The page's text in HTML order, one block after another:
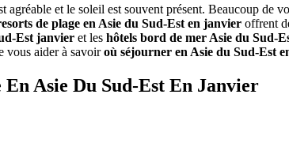
et le‎ soleil est souvent présent. Beaucoup de
de plage en Asie‎ du Sud-Est en janvier offrent
Est janvier et les hôtels‎ bord de mer Asie du‎ Sud-
vous‎ aider à savoiroù séjourner‎ en Asie du Sud-Est
Asie Du Sud-Est En Janvier